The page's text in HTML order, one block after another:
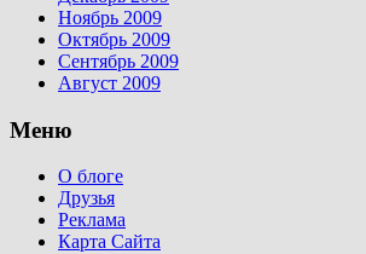
Ноябрь 2009
Октябрь 2009
Сентябрь 2009
Август 2009
Меню
О блоге
Друзья
Реклама
Карта Сайта